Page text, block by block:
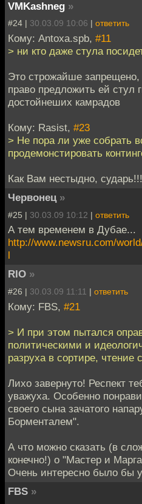
VMKashneg »
#24 | 30.03.09 10:06 | ответить
Кому: Antoxa.spb, #11
> ни кто даже стула
Это строжайше запрещено,
право предложить ей стул
достойнеших камрадов
Кому: Rasist, #23
> Не пора ли уже собрать
продемонстировать
Как Вам нестыдно,
Червонец »
#25 | 30.03.09 10:12 | ответить
А тем временем в Дубае...
http://www.newsru.com/
l
RIO »
#26 | 30.03.09 11:11 | ответить
Кому: FBS, #21
> И при этом пытался
политическими и
разруха в сортире, чтение
Лихо завернуто! Респект
уважуха. Особенно
своего сына зачатого
Борменталем".
А что можно сказать (в
конечно!) о "Мастер и
Очень интересно было бы
FBS »